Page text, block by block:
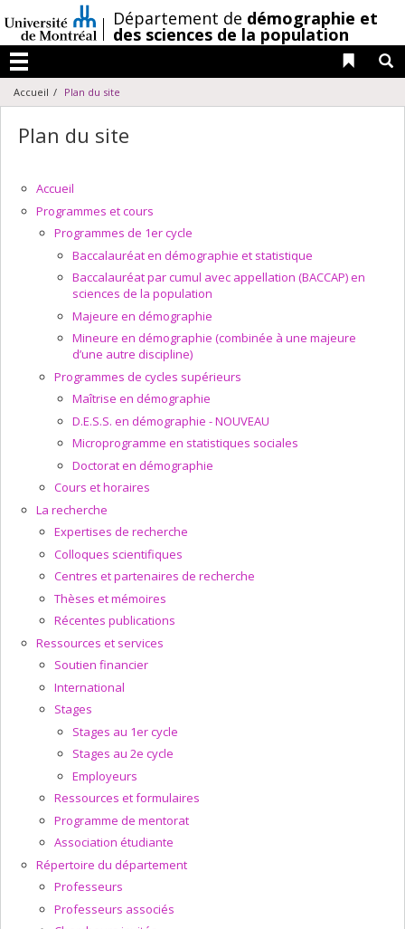
au
contenu
/Département de démographie et
des sciences de la population
Menu
Liens
Accueil Plan du site
Plan du site
Accueil
Programmes et cours
Programmes de 1er cycle
Baccalauréat en démographie et statistique
Baccalauréat par cumul avec appellation (BACCAP) en
sciences de la population
Majeure en démographie
Mineure en démographie (combinée à une majeure
d’une autre discipline)
Programmes de cycles supérieurs
Maîtrise en démographie
D.E.S.S. en démographie - NOUVEAU
Microprogramme en statistiques sociales
Doctorat en démographie
Cours et horaires
La recherche
Expertises de recherche
Colloques scientifiques
Centres et partenaires de recherche
Thèses et mémoires
Récentes publications
Ressources et services
Soutien financier
International
Stages
Stages au 1er cycle
Stages au 2e cycle
Employeurs
Ressources et formulaires
Programme de mentorat
Association étudiante
Répertoire du département
Professeurs
Professeurs associés